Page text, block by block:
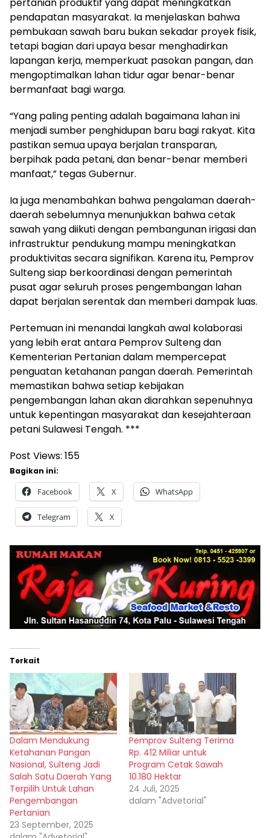
pertanian produktif yang dapat meningkatkan
pendapatan masyarakat. Ia menjelaskan bahwa
pembukaan sawah baru bukan sekadar proyek fisik,
tetapi bagian dari upaya besar menghadirkan
lapangan kerja, memperkuat pasokan pangan, dan
mengoptimalkan lahan tidur agar benar-benar
bermanfaat bagi warga.
“Yang paling penting adalah bagaimana lahan ini
menjadi sumber penghidupan baru bagi rakyat. Kita
pastikan semua upaya berjalan transparan,
berpihak pada petani, dan benar-benar memberi
manfaat,” tegas Gubernur.
Ia juga menambahkan bahwa pengalaman daerah-
daerah sebelumnya menunjukkan bahwa cetak
sawah yang diikuti dengan pembangunan irigasi dan
infrastruktur pendukung mampu meningkatkan
produktivitas secara signifikan. Karena itu, Pemprov
Sulteng siap berkoordinasi dengan pemerintah
pusat agar seluruh proses pengembangan lahan
dapat berjalan serentak dan memberi dampak luas.
Pertemuan ini menandai langkah awal kolaborasi
yang lebih erat antara Pemprov Sulteng dan
Kementerian Pertanian dalam mempercepat
penguatan ketahanan pangan daerah. Pemerintah
memastikan bahwa setiap kebijakan
pengembangan lahan akan diarahkan sepenuhnya
untuk kepentingan masyarakat dan kesejahteraan
petani Sulawesi Tengah. ***
Post Views: 155
Bagikan ini:
Facebook X WhatsApp
Telegram X
Terkait
Dalam Mendukung
Ketahanan Pangan
Nasional, Sulteng Jadi
Salah Satu Daerah Yang
Terpilih Untuk Lahan
Pengembangan
Pertanian
23 September, 2025
Pemprov Sulteng Terima
Rp. 412 Miliar untuk
Program Cetak Sawah
10.180 Hektar
24 Juli, 2025
dalam "Advetorial"